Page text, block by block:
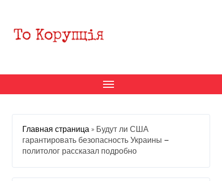
содержанию
Главная страница » Будут ли США
гарантировать безопасность Украины —
политолог рассказал подробно